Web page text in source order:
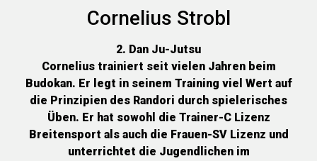
Cornelius Strobl
2. Dan Ju-Jutsu
Cornelius trainiert seit vielen Jahren beim
Budokan. Er legt in seinem Training viel Wert auf
die Prinzipien des Randori durch spielerisches
Üben. Er hat sowohl die Trainer-C Lizenz
Breitensport als auch die Frauen-SV Lizenz und
unterrichtet die Jugendlichen im